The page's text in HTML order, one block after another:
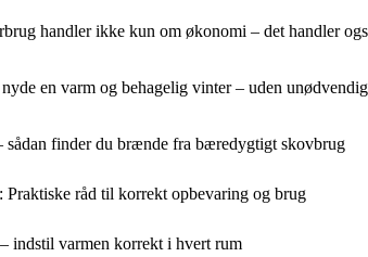
handler ikke kun om økonomi – det handler
en varm og behagelig vinter – uden
finder du brænde fra bæredygtigt skovbrug
råd til korrekt opbevaring og brug
indstil varmen korrekt i hvert rum